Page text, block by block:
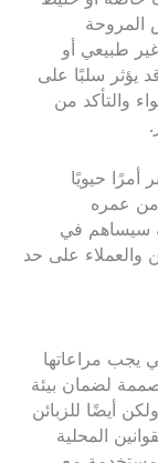
المروحة
طبيعي أو
يؤثر سلبًا على
والتأكد من
أمرًا حيويًا
من عمره
سيساهم في
والعملاء على حد
يجب مراعاتها
لضمان بيئة
أيضًا للزبائن
المحلية